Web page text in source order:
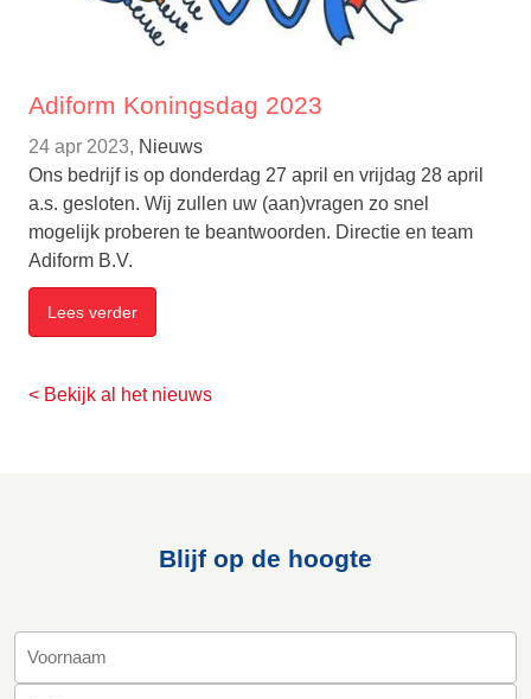
Adiform Koningsdag 2023
24 apr 2023, Nieuws
Ons bedrijf is op donderdag 27 april en vrijdag 28 april
a.s. gesloten. Wij zullen uw (aan)vragen zo snel
mogelijk proberen te beantwoorden. Directie en team
Adiform B.V.
Lees verder
< Bekijk al het nieuws
Blijf op de hoogte